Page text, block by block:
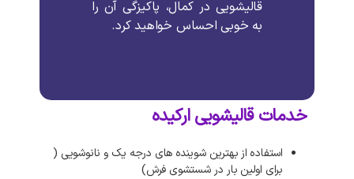
قالیشویی در کمال، پاکیزگی آن را
به خوبی احساس خواهید کرد.
خدمات قالیشویی ارکیده
استفاده از بهترین شوینده های درجه یک و نانوشویی (
برای اولین بار در شستشوی فرش)